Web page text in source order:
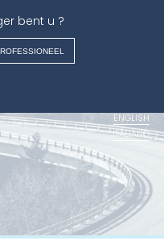
ENGLISH
ITALIANO
bent u ?